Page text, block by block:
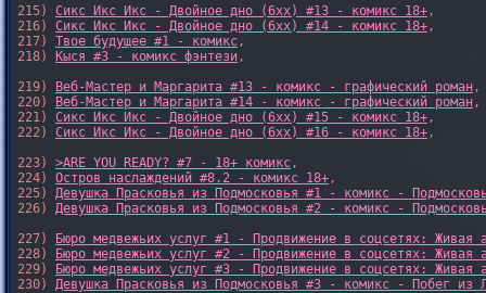
215) Сикс Икс Икс - Двойное дно (6xx) #13 - комикс 18+,
216) Сикс Икс Икс - Двойное дно (6xx) #14 - комикс 18+,
217) Твое будущее #1 - комикс,
218)
Кыся #3 - комикс фэнтези,
219)
Веб-Мастер и Маргарита #13 - комикс - графический роман,
220)
Веб-Мастер и Маргарита #14 - комикс - графический роман,
221) Сикс Икс Икс - Двойное дно (6xx) #15 - комикс 18+,
222) Сикс Икс Икс - Двойное дно (6xx) #16 - комикс 18+,
223) >ARE YOU READY? #7 - 18+ комикс,
224) Остров наслаждений #8.2 - комикс 18+,
225) Девушка Прасковья из Подмосковья #1 - комикс -
226) Девушка Прасковья из Подмосковья #2 - комикс -
227)
Бюро медвежьих услуг #1 - Продвижение в соцсетях: Живая
228)
Бюро медвежьих услуг #2 - Продвижение в соцсетях: Живая
229)
Бюро медвежьих услуг #3 - Продвижение в соцсетях: Живая
230) Девушка Прасковья из Подмосковья #3 - комикс - Побег из